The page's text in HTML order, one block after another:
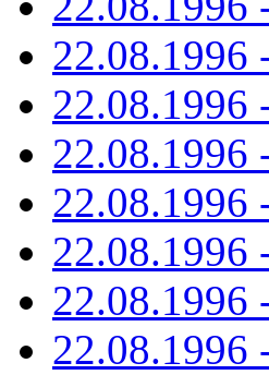
22.08.1996
22.08.1996
22.08.1996
22.08.1996
22.08.1996
22.08.1996
22.08.1996